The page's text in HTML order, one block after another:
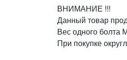
ВНИМАНИЕ !!!
Данный товар
Вес одного болта
При покупке